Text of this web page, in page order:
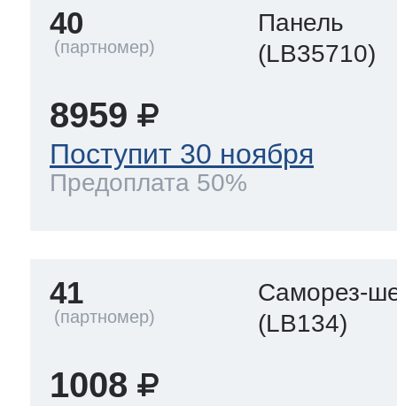
40
Панель
(LB35710)
8959
Поступит 30 ноября
Предоплата 50%
41
Саморез-
(LB134)
1008